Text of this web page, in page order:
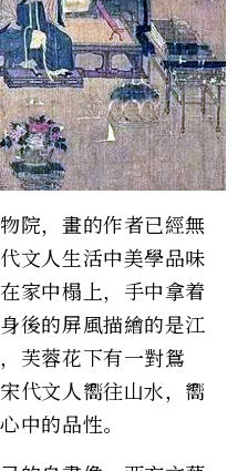
院，畫的作者已經無
文人生活中美學品味
家中榻上，手中拿着
後的屏風描繪的是江
芙蓉花下有一對鴛
代文人嚮往山水，嚮
中的品性。